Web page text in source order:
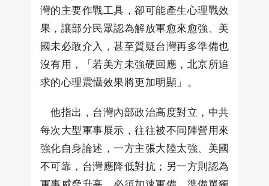
灣的主要作戰工具，卻可能產生心理戰效
果，讓部分民眾認為解放軍愈來愈強、美
國未必敢介入，甚至質疑台灣再多準備也
沒有用，「若美方未強硬回應，北京所追
求的心理震懾效果將更加明顯」。
他指出，台灣內部政治高度對立，中共
每次大型軍事展示，往往被不同陣營用來
強化自身論述，一方主張大陸太強、美國
不可靠，台灣應降低對抗；另一方則認為